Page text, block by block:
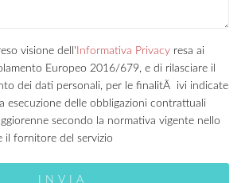
visione dell' Informativa Privacy resa ai
Europeo 2016/679, e di rilasciare il
dei dati personali, per le finalitÃ ivi indicate
esecuzione delle obbligazioni contrattuali
secondo la normativa vigente nello
il fornitore del servizio